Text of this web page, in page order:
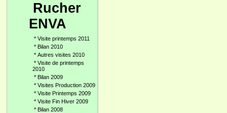
Rucher
ENVA
* Visite printemps 2011
* Bilan 2010
* Autres visites 2010
* Visite de printemps
2010
* Bilan 2009
* Visites Production 2009
* Visite Printemps 2009
* Visite Fin Hiver 2009
* Bilan 2008